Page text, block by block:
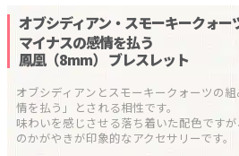
プ
ピアス・イヤリング
リング
誕生石で選ぶ
色で
干支石で選ぶ
星座
石の名前で選ぶ
パワ
オブシディアン・スモーキークォー
マイナスの感情を払う
鳳凰（8mm） ブレスレット
オブシディアンとスモーキークォーツの
情を払う」とされる相性です。
味わいを感じさせる落ち着いた配色です